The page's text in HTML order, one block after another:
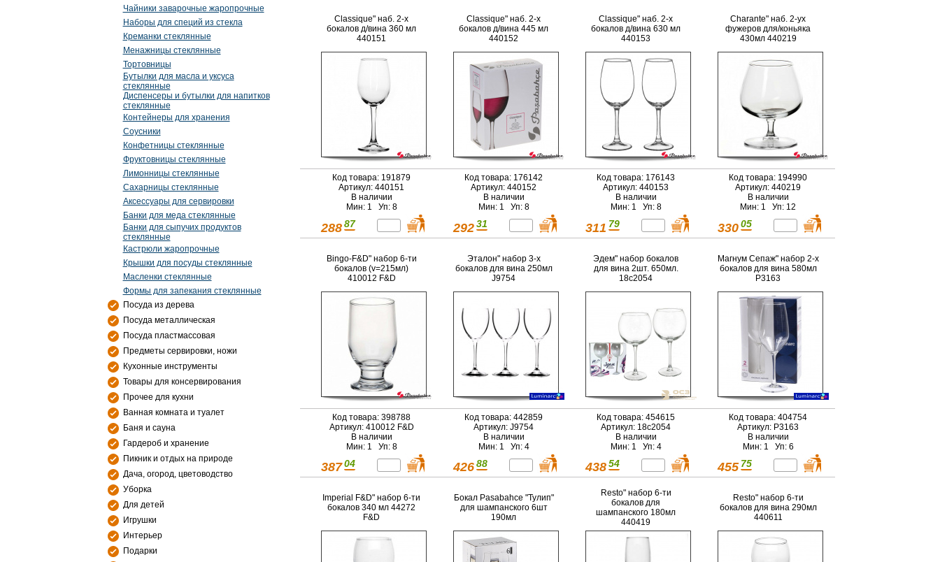
Чайники заварочные жаропрочные
Наборы для специй из стекла
Креманки стеклянные
Менажницы стеклянные
Тортовницы
Бутылки для масла и уксуса
стеклянные
Диспенсеры и бутылки для напитков
стеклянные
Контейнеры для хранения
Соусники
Конфетницы стеклянные
Фруктовницы стеклянные
Лимонницы стеклянные
Сахарницы стеклянные
Аксессуары для сервировки
Банки для меда стеклянные
Банки для сыпучих продуктов
стеклянные
Кастрюли жаропрочные
Крышки для посуды стеклянные
Масленки стеклянные
Формы для запекания стеклянные
Посуда из дерева
Посуда металлическая
Посуда пластмассовая
Предметы сервировки, ножи
Кухонные инструменты
Товары для консервирования
Прочее для кухни
Ванная комната и туалет
Баня и сауна
Гардероб и хранение
Пикник и отдых на природе
Дача, огород, цветоводство
Уборка
Для детей
Игрушки
Интерьер
Подарки
Classique" наб. 2-х
бокалов д/вина 360 мл
440151
Код товара: 191879
Артикул: 440151
В наличии
Мин: 1 Уп: 8
288 87
Classique" наб. 2-х
бокалов д/вина 445 мл
440152
Код товара: 176142
Артикул: 440152
В наличии
Мин: 1 Уп: 8
292 31
Classique" наб. 2-х
бокалов д/вина 630 мл
440153
Код товара: 176143
Артикул: 440153
В наличии
Мин: 1 Уп: 8
311 79
Charante" наб. 2-ух
фужеров для/коньяка
430мл 440219
Код товара: 194990
Артикул: 440219
В наличии
Мин: 1 Уп: 12
330 05
Bingo-F&D" набор 6-ти
бокалов (v=215мл)
410012 F&D
Код товара: 398788
Артикул: 410012 F&D
В наличии
Мин: 1 Уп: 8
387 04
Эталон" набор 3-х
бокалов для вина 250мл
J9754
Код товара: 442859
Артикул: J9754
В наличии
Мин: 1 Уп: 4
426 88
Эдем" набор бокалов
для вина 2шт. 650мл.
18с2054
Код товара: 454615
Артикул: 18с2054
В наличии
Мин: 1 Уп: 4
438 54
Магнум Сепаж" набор 2-х
бокалов для вина 580мл
P3163
Код товара: 404754
Артикул: P3163
В наличии
Мин: 1 Уп: 6
455 75
Imperial F&D" набор 6-ти
бокалов 340 мл 44272
F&D
Бокал Pasabahce "Тулип"
для шампанского 6шт
190мл
Resto" набор 6-ти
бокалов для
шампанского 180мл
440419
Resto" набор 6-ти
бокалов для вина 290мл
440611